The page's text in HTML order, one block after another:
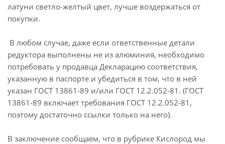
латуни светло-желтый цвет, лучше воздержаться от
покупки.
В любом случае, даже если ответственные детали
редуктора выполнены не из алюминия, необходимо
потребовать у продавца Декларацию соответствия,
указанную в паспорте и убедиться в том, что в ней
указан ГОСТ 13861-89 и/или ГОСТ 12.2.052-81. (ГОСТ
13861-89 включает требования ГОСТ 12.2.052-81,
поэтому достаточно ссылки только на него).
В заключение сообщаем, что в рубрике Кислород мы